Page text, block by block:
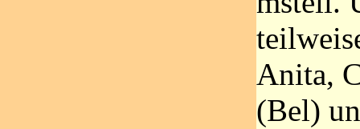
Anita,
(Bel)